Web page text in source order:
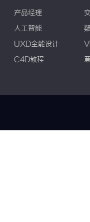
产品经理
人工智能
UXD全能设计
C4D教程